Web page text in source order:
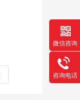
微信咨询
咨询电话